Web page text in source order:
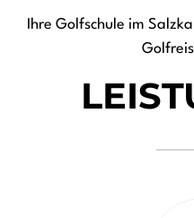
Ihre Golfschule im